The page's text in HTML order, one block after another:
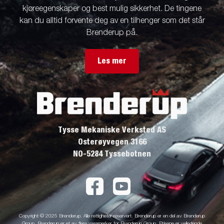
kjøreegenskaper og best mulig sikkerhet. De tingene
kan du alltid forvente deg av en tilhenger som det står
Brenderup på.
Les mer
Tysse Mekaniske Verksted AS
Osterøyvegen 3166
NO-5284 Tyssebotnen
Copyright © 2025 Brenderup. Alle rettigheter reservert. Brenderup er en del av Brenderup